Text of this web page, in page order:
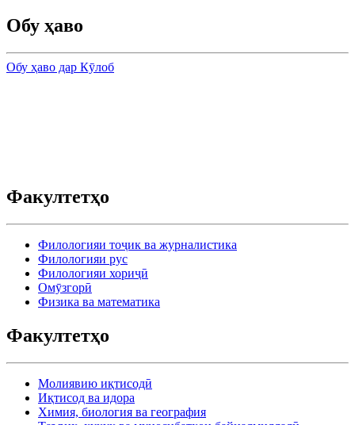
Обу ҳаво
Обу ҳаво дар Кӯлоб
Факултетҳо
Филологияи тоҷик ва журналистика
Филологияи рус
Филологияи хориҷӣ
Омӯзгорӣ
Физика ва математика
Факултетҳо
Молиявию иқтисодӣ
Иқтисод ва идора
Химия, биология ва география